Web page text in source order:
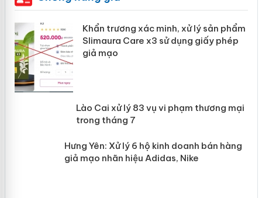
Khẩn trương xác minh, xử lý sản phẩm
Slimaura Care x3 sử dụng giấy phép
giả mạo
Lào Cai xử lý 83 vụ vi phạm thương
mại trong tháng 7